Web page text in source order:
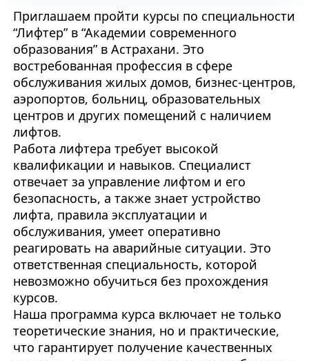
Приглашаем пройти курсы по специальности
“Лифтер” в “Академии современного
образования” в Астрахани. Это
востребованная профессия в сфере
обслуживания жилых домов, бизнес-центров,
аэропортов, больниц, образовательных
центров и других помещений с наличием
лифтов.
Работа лифтера требует высокой
квалификации и навыков. Специалист
отвечает за управление лифтом и его
безопасность, а также знает устройство
лифта, правила эксплуатации и
обслуживания, умеет оперативно
реагировать на аварийные ситуации. Это
ответственная специальность, которой
невозможно обучиться без прохождения
курсов.
Наша программа курса включает не только
теоретические знания, но и практические,
что гарантирует получение качественных